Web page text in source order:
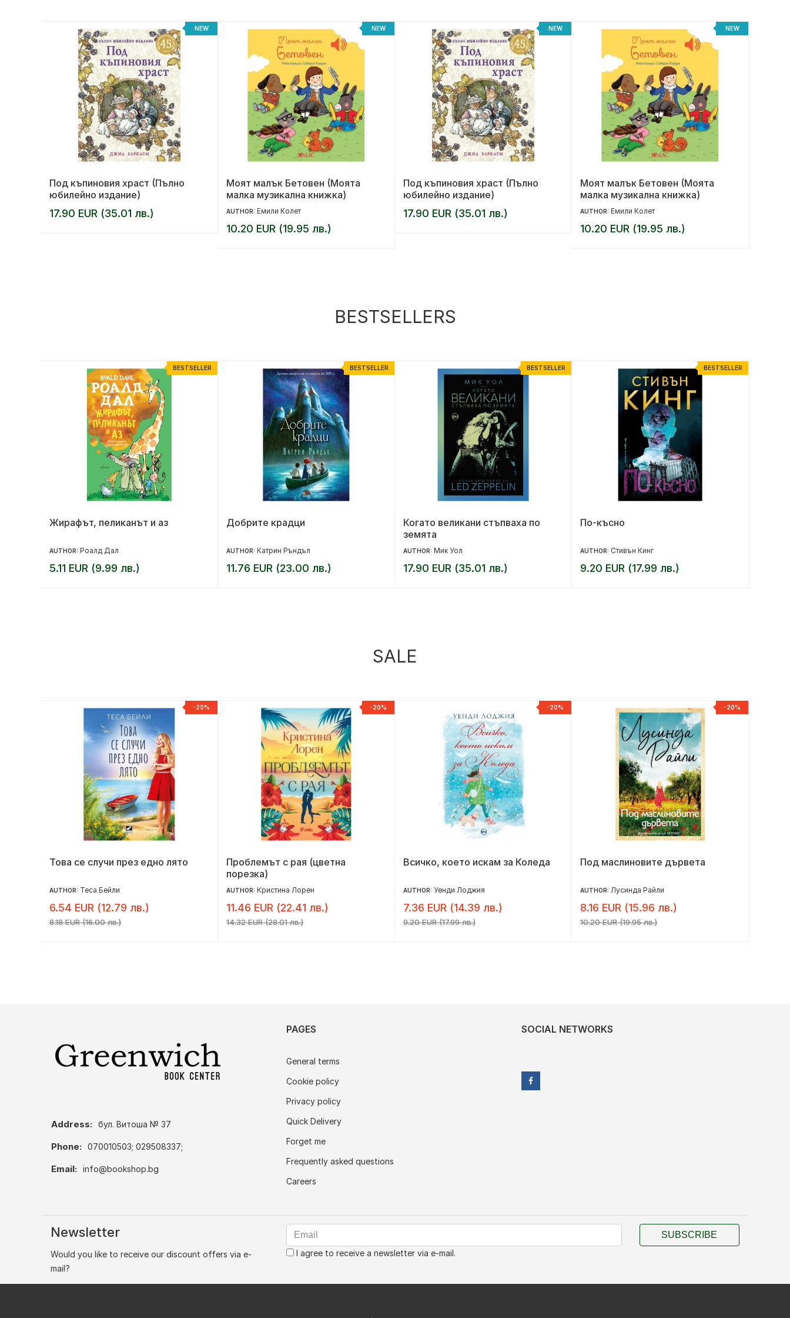
NEW
Под къпиновия храст (Пълно
юбилейно издание)
17.90 EUR (35.01 лв.)
NEW
Моят малък Бетовен (Моята
малка музикална книжка)
AUTHOR: Емили Колет
10.20 EUR (19.95 лв.)
NEW
Под къпиновия храст (Пълно
юбилейно издание)
17.90 EUR (35.01 лв.)
NEW
Моят малък Бетовен (Моята
малка музикална книжка)
AUTHOR: Емили Колет
10.20 EUR (19.95 лв.)
BESTSELLERS
BESTSELLER
Жирафът, пеликанът и аз
AUTHOR: Роалд Дал
5.11 EUR (9.99 лв.)
BESTSELLER
Добрите крадци
AUTHOR: Катрин Ръндъл
11.76 EUR (23.00 лв.)
BESTSELLER
Когато великани стъпваха по
земята
AUTHOR: Мик Уол
17.90 EUR (35.01 лв.)
BESTSELLER
По-късно
AUTHOR: Стивън Кинг
9.20 EUR (17.99 лв.)
SALE
-20%
Това се случи през едно лято
AUTHOR: Теса Бейли
6.54 EUR (12.79 лв.)
8.18 EUR (16.00 лв.)
-20%
Проблемът с рая (цветна
порезка)
AUTHOR: Кристина Лорен
11.46 EUR (22.41 лв.)
14.32 EUR (28.01 лв.)
-20%
Всичко, което искам за Коледа
AUTHOR: Уенди Лоджия
7.36 EUR (14.39 лв.)
9.20 EUR (17.99 лв.)
-20%
Под маслиновите дървета
AUTHOR: Лусинда Райли
8.16 EUR (15.96 лв.)
10.20 EUR (19.95 лв.)
Address: бул. Витоша № 37
Phone: 070010503; 029508337;
Email: info@bookshop.bg
PAGES
General terms
Cookie policy
Privacy policy
Quick Delivery
Forget me
Frequently asked questions
Careers
SOCIAL NETWORKS
Newsletter
Would you like to receive our discount offers via e-
mail?
I agree to receive a newsletter via e-mail.
SUBSCRIBE